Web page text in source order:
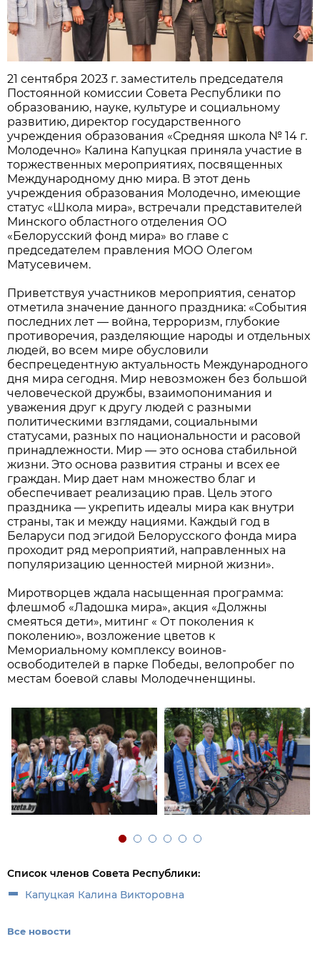
21 сентября 2023 г. заместитель председателя
Постоянной комиссии Совета Республики по
образованию, науке, культуре и социальному
развитию, директор государственного
учреждения образования «Средняя школа № 14 г.
Молодечно» Калина Капуцкая приняла участие в
торжественных мероприятиях, посвященных
Международному дню мира. В этот день
учреждения образования Молодечно, имеющие
статус «Школа мира», встречали представителей
Минского областного отделения ОО
«Белорусский фонд мира» во главе с
председателем правления МОО Олегом
Матусевичем.
Приветствуя участников мероприятия, сенатор
отметила значение данного праздника: «События
последних лет — война, терроризм, глубокие
противоречия, разделяющие народы и отдельных
людей, во всем мире обусловили
беспрецедентную актуальность Международного
дня мира сегодня. Мир невозможен без большой
человеческой дружбы, взаимопонимания и
уважения друг к другу людей с разными
политическими взглядами, социальными
статусами, разных по национальности и расовой
принадлежности. Мир — это основа стабильной
жизни. Это основа развития страны и всех ее
граждан. Мир дает нам множество благ и
обеспечивает реализацию прав. Цель этого
праздника — укрепить идеалы мира как внутри
страны, так и между нациями. Каждый год в
Беларуси под эгидой Белорусского фонда мира
проходит ряд мероприятий, направленных на
популяризацию ценностей мирной жизни».
Миротворцев ждала насыщенная программа:
флешмоб «Ладошка мира», акция «Должны
смеяться дети», митинг « От поколения к
поколению», возложение цветов к
Мемориальному комплексу воинов-
освободителей в парке Победы, велопробег по
местам боевой славы Молодечненщины.
Список членов Совета Республики:
Капуцкая Калина Викторовна
Все новости